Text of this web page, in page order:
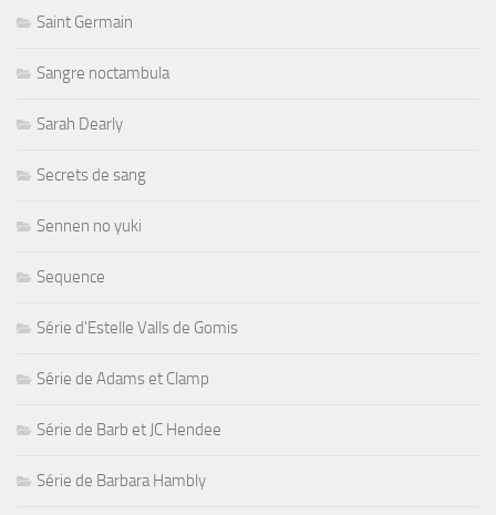
Saint Germain
Sangre noctambula
Sarah Dearly
Secrets de sang
Sennen no yuki
Sequence
Série d'Estelle Valls de Gomis
Série de Adams et Clamp
Série de Barb et JC Hendee
Série de Barbara Hambly